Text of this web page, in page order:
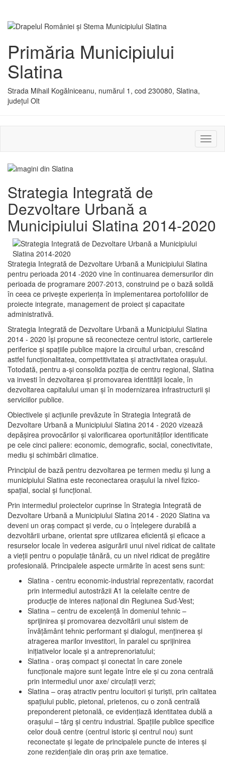
Primăria Municipiului
Slatina
Strada Mihail Kogălniceanu, numărul 1, cod 230080, Slatina,
județul Olt
sau
Strategia Integrată de
Dezvoltare Urbană a
Municipiului Slatina 2014-2020
Strategia Integrată de Dezvoltare Urbană a Municipiului Slatina
pentru perioada 2014 -2020 vine în continuarea demersurilor din
perioada de programare 2007-2013, construind pe o bază solidă
în ceea ce priveşte experienţa în implementarea portofoliilor de
proiecte integrate, management de proiect și capacitate
administrativă.
Strategia Integrată de Dezvoltare Urbană a Municipiului Slatina
2014 - 2020 își propune să reconecteze centrul istoric, cartierele
periferice şi spaţiile publice majore la circuitul urban, crescând
astfel funcţionalitatea, competitivitatea şi atractivitatea oraşului.
Totodată, pentru a-şi consolida poziţia de centru regional, Slatina
va investi în dezvoltarea şi promovarea identităţii locale, în
dezvoltarea capitalului uman şi în modernizarea infrastructurii şi
serviciilor publice.
Obiectivele şi acţiunile prevăzute în Strategia Integrată de
Dezvoltare Urbană a Municipiului Slatina 2014 - 2020 vizează
depășirea provocărilor şi valorificarea oportunităţilor identificate
pe cele cinci paliere: economic, demografic, social, conectivitate,
mediu şi schimbări climatice.
Principiul de bază pentru dezvoltarea pe termen mediu şi lung a
municipiului Slatina este reconectarea oraşului la nivel fizico-
spaţial, social şi funcţional.
Prin intermediul proiectelor cuprinse în Strategia Integrată de
Dezvoltare Urbană a Municipiului Slatina 2014 - 2020 Slatina va
deveni un oraş compact şi verde, cu o înţelegere durabilă a
dezvoltării urbane, orientat spre utilizarea eficientă şi eficace a
resurselor locale în vederea asigurării unui nivel ridicat de calitate
a vieţii pentru o populaţie tânără, cu un nivel ridicat de pregătire
profesională. Principalele aspecte urmărite în acest sens sunt:
Slatina - centru economic-industrial reprezentativ, racordat
prin intermediul autostrăzii A1 la celelalte centre de
producţie de interes naţional din Regiunea Sud-Vest;
Slatina – centru de excelenţă în domeniul tehnic –
sprijinirea şi promovarea dezvoltării unui sistem de
învăţământ tehnic performant şi dialogul, menţinerea şi
atragerea marilor investitori, în paralel cu sprijinirea
iniţiativelor locale şi a antreprenoriatului;
Slatina - oraş compact şi conectat în care zonele
funcţionale majore sunt legate între ele şi cu zona centrală
prin intermediul unor axe/ circulații verzi;
Slatina – oraş atractiv pentru locuitori şi turişti, prin calitatea
spaţiului public, pietonal, prietenos, cu o zonă centrală
preponderent pietonală, ce evidenţiază identitatea dublă a
oraşului – târg şi centru industrial. Spaţiile publice specifice
celor două centre (centrul istoric şi centrul nou) sunt
reconectate şi legate de principalele puncte de interes şi
zone rezidenţiale din oraş prin axe tematice.